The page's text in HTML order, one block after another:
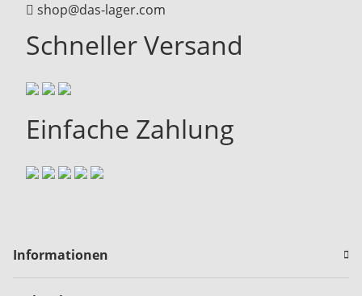
shop@das-lager.com
Schneller Versand
Einfache Zahlung
Informationen